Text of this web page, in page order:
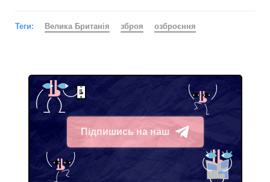
Теги: Велика Британія зброя озброєння
Підпишись на наш
Telegram